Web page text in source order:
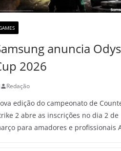
anuncia
2026
Redação
edição do campeonato de
2 abre as inscrições no dia 2 de
para amadores e profissionais